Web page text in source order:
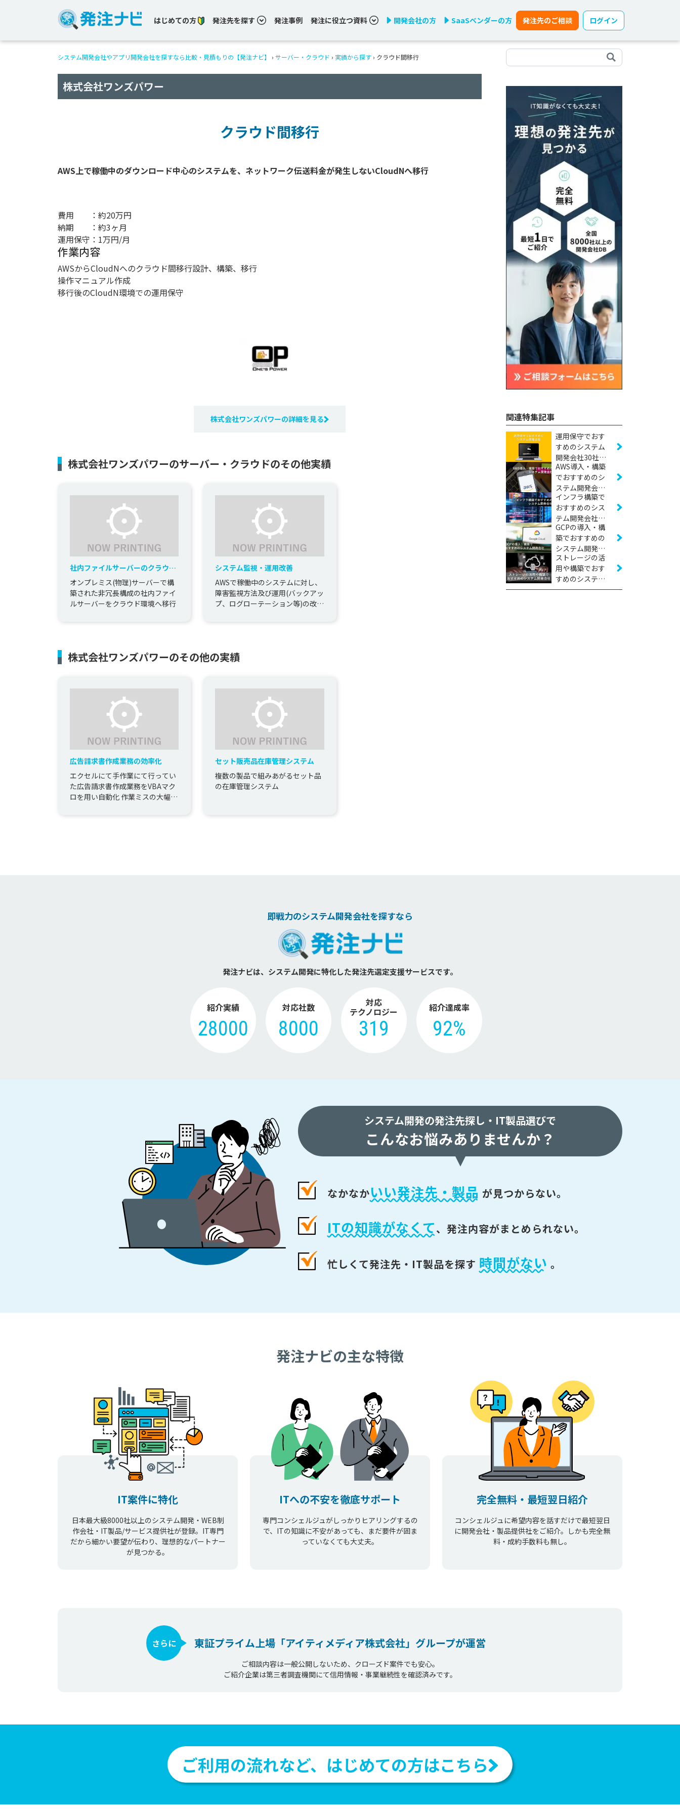
はじめての方 発注先を探す 発注事例 発注に役立つ資料 開発会社の方 SaaSベンダーの方 発注先のご相談 ログイン
システム開発会社やアプリ開発会社を探すなら比較・見積もりの【発注ナビ】 › サーバー・クラウド › 実績から探す › クラウド間移行
株式会社ワンズパワー
クラウド間移行
AWS上で稼働中のダウンロード中心のシステムを、ネットワーク伝送料金が発生しないCloudNへ移行
費用 ：約20万円
納期 ：約3ヶ月
運用保守：1万円/月
作業内容
AWSからCloudNへのクラウド間移行設計、構築、移行
操作マニュアル作成
移行後のCloudN環境での運用保守
株式会社ワンズパワーの詳細を見る
株式会社ワンズパワーのサーバー・クラウドのその他実績
社内ファイルサーバーのクラウド
移行
オンプレミス(物理)サーバーで構
築された非冗長構成の社内ファイ
ルサーバーをクラウド環境へ移行
システム監視・運用改善
AWSで稼働中のシステムに対し、
障害監視方法及び運用(バックアッ
プ、ログローテーション等)の改善
株式会社ワンズパワーのその他の実績
広告請求書作成業務の効率化
エクセルにて手作業にて行ってい
た広告請求書作成業務をVBAマク
ロを用い自動化 作業ミスの大幅減
セット販売品在庫管理システム
複数の製品で組みあがるセット品
の在庫管理システム
関連特集記事
運用保守でおす
すめのシステム
開発会社30社
【2026年版】
AWS導入・構築
でおすすめのシ
ステム開発会社
23社【2026年
版】
インフラ構築で
おすすめのシス
テム開発会社20
社【2026年版】
GCPの導入・構
築でおすすめの
システム開発会
社17社【2026年
版】
ストレージの活
用や構築でおす
すめのシステム
開発会社5社
即戦力のシステム開発会社を探すなら
発注ナビは、システム開発に特化した発注先選定支援サービスです。
紹介実績
28000
対応社数
8000
対応
テクノロジー
319
紹介達成率
92%
システム開発の発注先探し・ IT製品選びで
こんなお悩みありませんか？
なかなかいい発注先・製品 が見つからない。
ITの知識がなくて、 発注内容がまとめられない。
忙しくて発注先・IT製品を探す 時間がない 。
発注ナビの主な特徴
IT案件に特化
日本最大級8000社以上のシステム開発・WEB制
作会社・IT製品/サービス提供社が登録。IT専門
だから細かい要望が伝わり、理想的なパートナー
が見つかる。
ITへの不安を徹底サポート
専門コンシェルジュがしっかりヒアリングするの
で、ITの知識に不安があっても、まだ要件が固ま
っていなくても大丈夫。
完全無料・最短翌日紹介
コンシェルジュに希望内容を話すだけで最短翌日
に開発会社・製品提供社をご紹介。しかも完全無
料・成約手数料も無し。
東証プライム上場 「アイティメディア株式会社」 グループが運営
さらに
ご相談内容は一般公開しないため、クローズド案件でも安心。
ご紹介企業は第三者調査機関にて信用情報・事業継続性を確認済みです。
ご利用の流れなど、 はじめての方はこちら